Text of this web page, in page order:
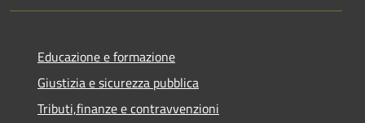
Educazione e formazione
Giustizia e sicurezza pubblica
Tributi,finanze e contravvenzioni